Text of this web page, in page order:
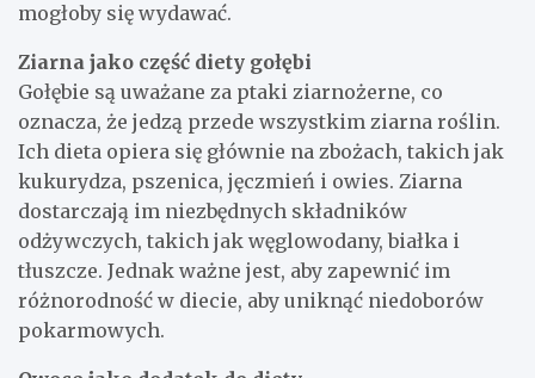
mogłoby się wydawać.
Ziarna jako część diety gołębi
Gołębie są uważane za ptaki ziarnożerne, co
oznacza, że jedzą przede wszystkim ziarna roślin.
Ich dieta opiera się głównie na zbożach, takich jak
kukurydza, pszenica, jęczmień i owies. Ziarna
dostarczają im niezbędnych składników
odżywczych, takich jak węglowodany, białka i
tłuszcze. Jednak ważne jest, aby zapewnić im
różnorodność w diecie, aby uniknąć niedoborów
pokarmowych.